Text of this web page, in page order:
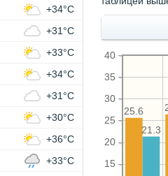
15
20
25
30
35
40
25.6
21.3
+34°C
+31°C
+33°C
+34°C
+31°C
+30°C
+36°C
+33°C